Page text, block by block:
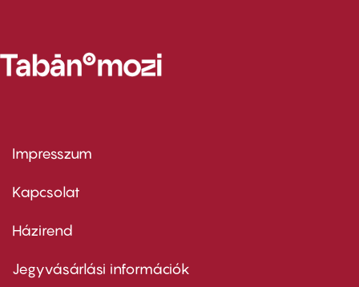
Footer
first
Impresszum
Kapcsolat
Footer
second
Házirend
Jegyvásárlási információk